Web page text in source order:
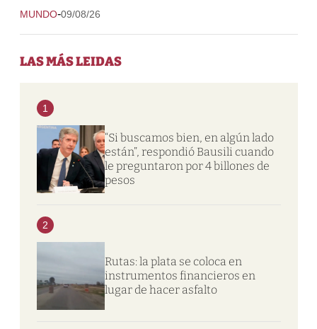
MUNDO-09/08/26
LAS MÁS LEIDAS
1
“Si buscamos bien, en algún lado
están”, respondió Bausili cuando
le preguntaron por 4 billones de
pesos
2
Rutas: la plata se coloca en
instrumentos financieros en
lugar de hacer asfalto